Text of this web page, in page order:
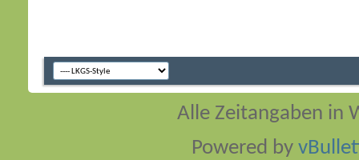
Alle Zeitangaben in
Powered by